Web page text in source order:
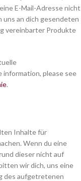
E-Mail-Adresse nicht
uns an dich gesendeten
vereinbarter Produkte
information, please see
.
Inhalte für
Wenn du eine
dieser nicht auf
wir dich, uns eine
des aufgetretenen